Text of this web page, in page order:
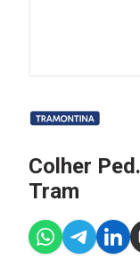
Colher
Tram